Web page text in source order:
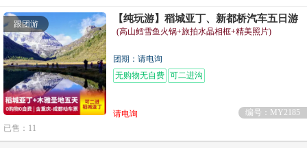
跟团游 【纯玩游】稻城亚丁、新都桥汽车五日游
(高山鳕雪鱼火锅+旅拍水晶相框+精美照片)
团期：请电询
无购物无自费 可二进沟
请电询
编号：MY2185
已售：11